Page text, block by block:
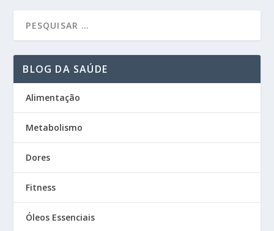
BLOG DA SAÚDE
Alimentação
Metabolismo
Dores
Fitness
Óleos Essenciais